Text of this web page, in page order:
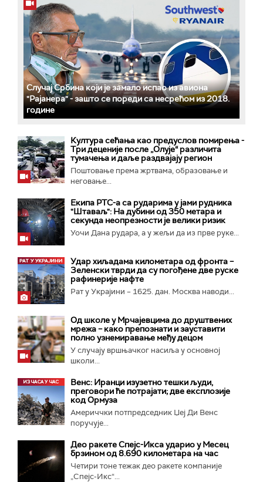
Случај Србина који је замало испао из авиона
"Рајанера" - зашто се пореди са несрећом из 2018.
године
Култура сећања као предуслов помирења ­-
Три деценије после „Олује“ различита
тумачења и даље раздвајају регион
Поштовање према жртвама, образовање и
неговање...
Екипа РТС-а са рударима у јами рудника
"Штаваљ": На дубини од 350 метара и
секунда неопрезности је велики ризик
Уочи Дана рудара, а у жељи да из прве руке...
Удар хиљадама километара од фронта –
Зеленски тврди да су погођене две руске
рафинерије нафте
Рат у Украјини – 1625. дан. Москва наводи...
Од школе у Мрчајевцима до друштвених
мрежа – како препознати и зауставити
полно узнемиравање међу децом
У случају вршњачког насиља у основној
школи...
Венс: Иранци изузетно тешки људи,
преговори ће потрајати; две експлозије
код Ормуза
Америччки потпредседник Џеј Ди Венс
поручује...
Део ракете Спејс-Икса ударио у Месец
брзином од 8.690 километара на час
Четири тоне тежак део ракете компаније
„Спејс-Икс“...